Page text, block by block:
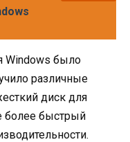
Windows было
различные
диск для
более быстрый